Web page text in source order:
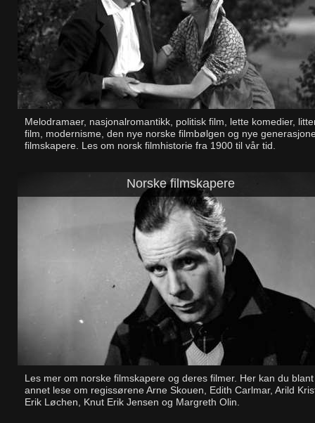
Melodramaer, nasjonalromantikk, politisk film, lette komedier,
film, modernisme, den nye norske filmbølgen og nye
filmskapere. Les om norsk filmhistorie fra 1900 til vår tid.
Norske filmskapere
Les mer om norske filmskapere og deres filmer. Her kan du blant
annet lese om regissørene Arne Skouen, Edith Carlmar, Arild
Erik Løchen, Knut Erik Jensen og Margreth Olin.